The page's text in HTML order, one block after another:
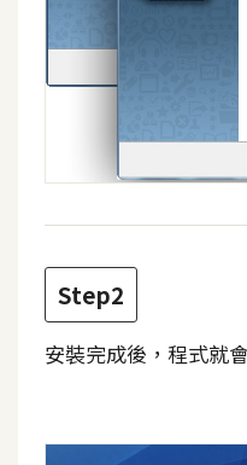
S
c
p
I
Step2
安裝完成後，程式就